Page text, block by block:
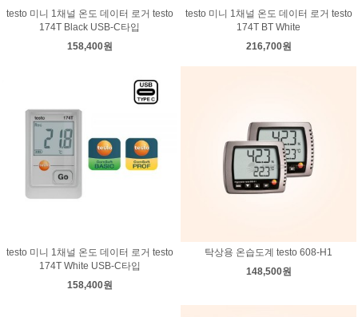
testo 미니 1채널 온도 데이터 로거 testo
174T Black USB-C타입
158,400원
testo 미니 1채널 온도 데이터 로거 testo
174T BT White
216,700원
testo 미니 1채널 온도 데이터 로거 testo
174T White USB-C타입
158,400원
탁상용 온습도계 testo 608-H1
148,500원